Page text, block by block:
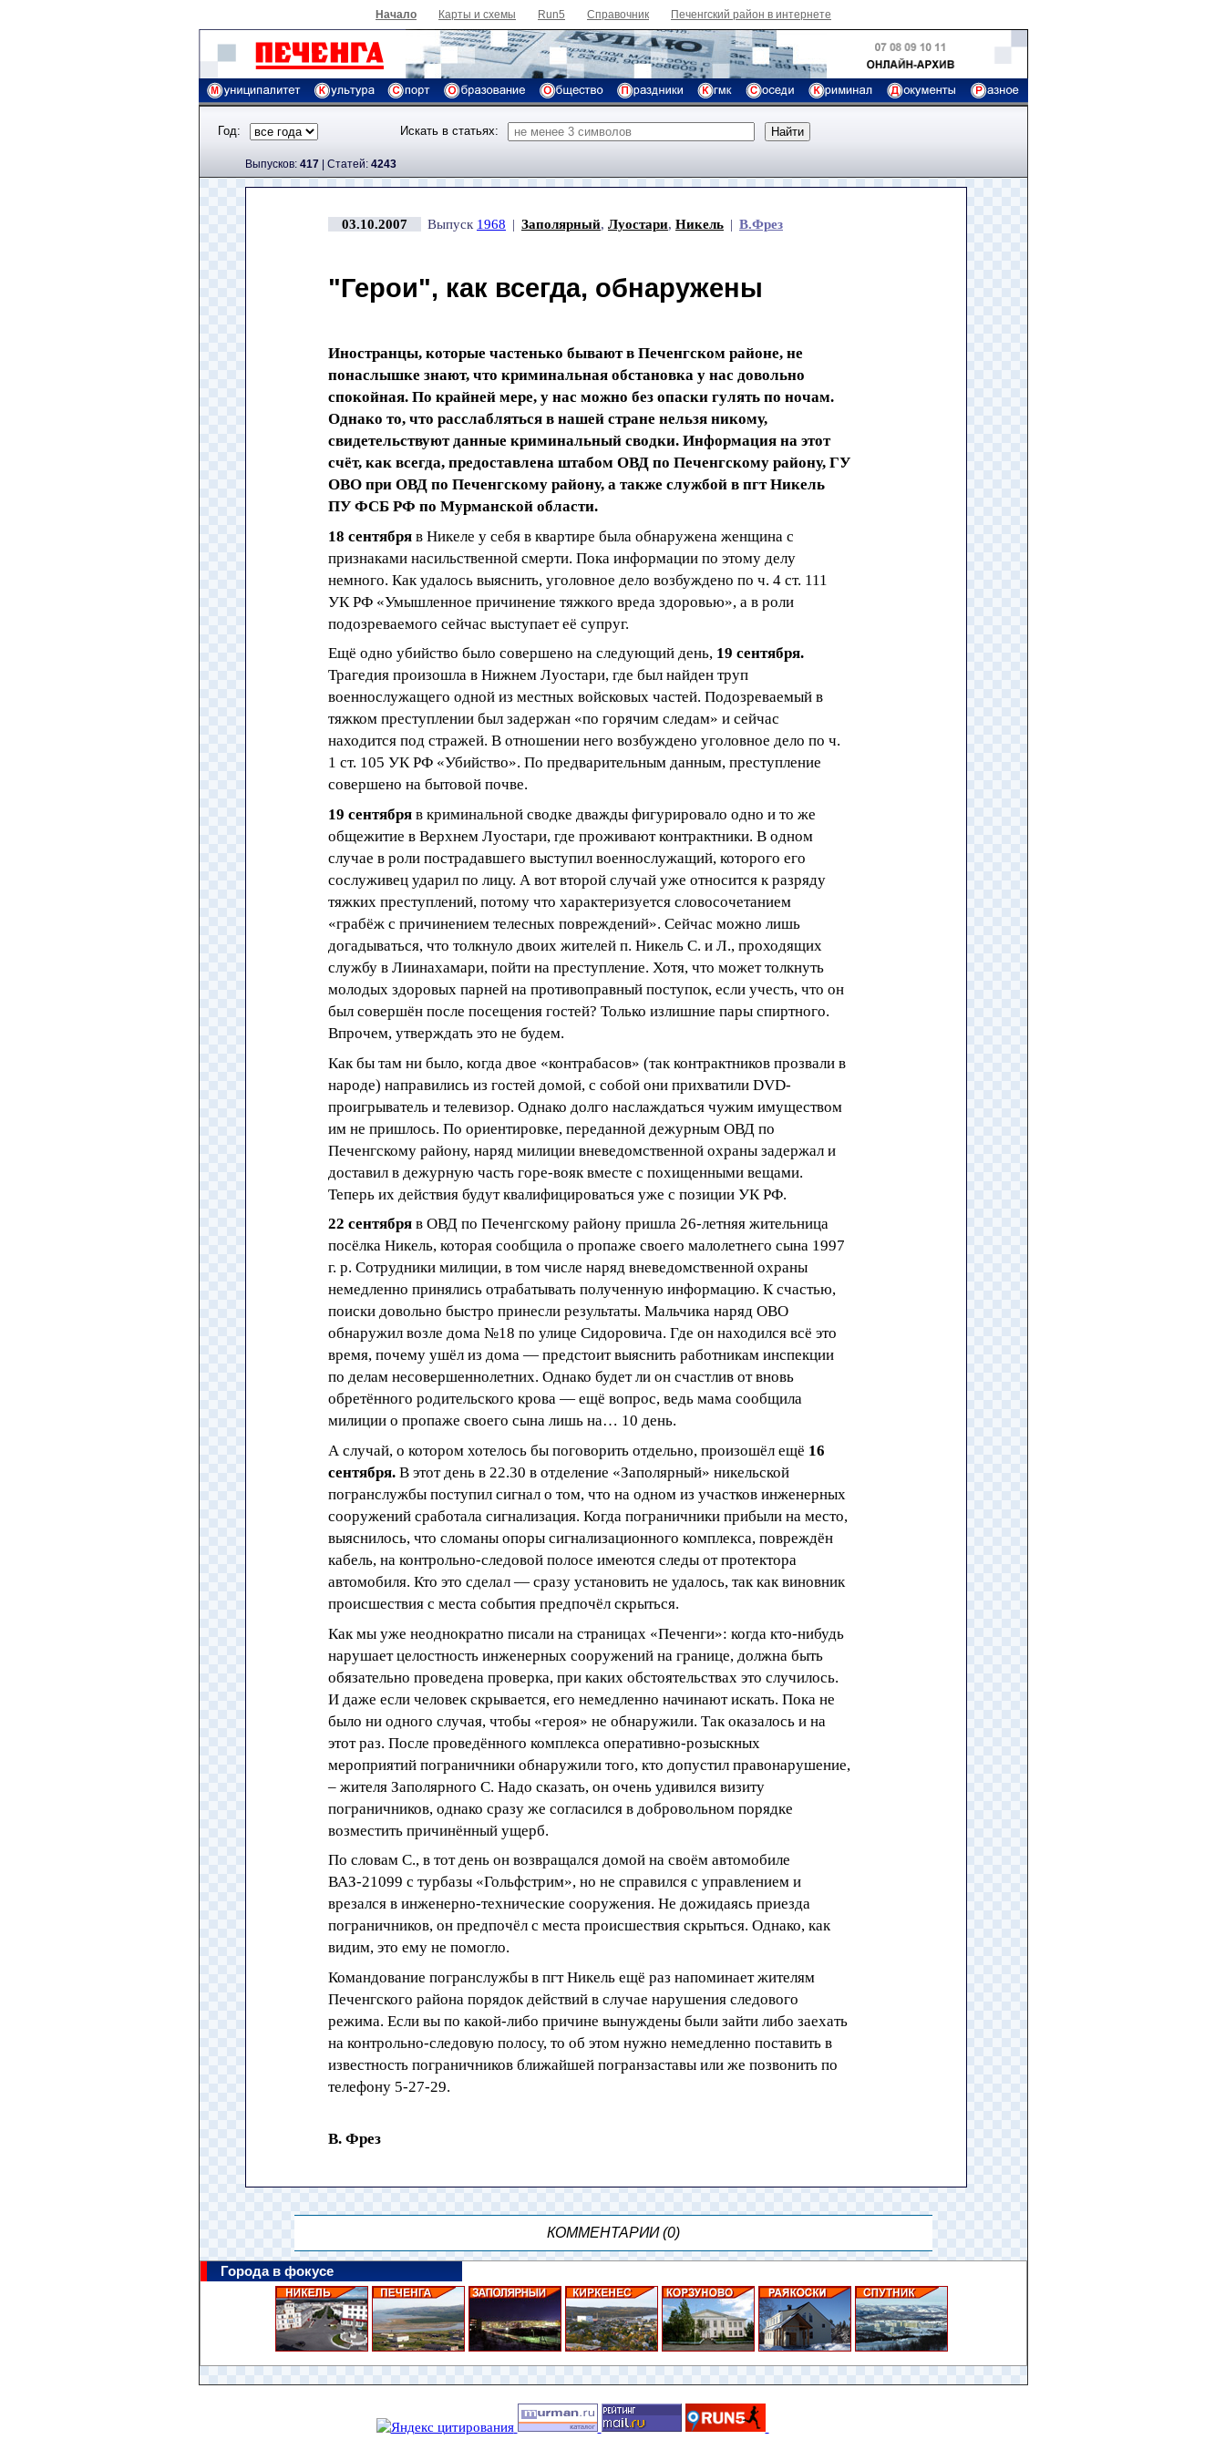
Начало Карты и схемы Run5 Справочник Печенгский район в интернете
Год: Искать в статьях:
Выпусков: 417 | Cтатей: 4243
03.10.2007 Выпуск 1968 | Заполярный, Луостари, Никель | В.Фрез
"Герои", как всегда, обнаружены
Иностранцы, которые частенько бывают в Печенгском районе, не
понаслышке знают, что криминальная обстановка у нас довольно
спокойная. По крайней мере, у нас можно без опаски гулять по ночам.
Однако то, что расслабляться в нашей стране нельзя никому,
свидетельствуют данные криминальный сводки. Информация на этот
счёт, как всегда, предоставлена штабом ОВД по Печенгскому району, ГУ
ОВО при ОВД по Печенгскому району, а также службой в пгт Никель
ПУ ФСБ РФ по Мурманской области.
18 сентября в Никеле у себя в квартире была обнаружена женщина с
признаками насильственной смерти. Пока информации по этому делу
немного. Как удалось выяснить, уголовное дело возбуждено по ч. 4 ст. 111
УК РФ «Умышленное причинение тяжкого вреда здоровью», а в роли
подозреваемого сейчас выступает её супруг.
Ещё одно убийство было совершено на следующий день, 19 сентября.
Трагедия произошла в Нижнем Луостари, где был найден труп
военнослужащего одной из местных войсковых частей. Подозреваемый в
тяжком преступлении был задержан «по горячим следам» и сейчас
находится под стражей. В отношении него возбуждено уголовное дело по ч.
1 ст. 105 УК РФ «Убийство». По предварительным данным, преступление
совершено на бытовой почве.
19 сентября в криминальной сводке дважды фигурировало одно и то же
общежитие в Верхнем Луостари, где проживают контрактники. В одном
случае в роли пострадавшего выступил военнослужащий, которого его
сослуживец ударил по лицу. А вот второй случай уже относится к разряду
тяжких преступлений, потому что характеризуется словосочетанием
«грабёж с причинением телесных повреждений». Сейчас можно лишь
догадываться, что толкнуло двоих жителей п. Никель С. и Л., проходящих
службу в Лиинахамари, пойти на преступление. Хотя, что может толкнуть
молодых здоровых парней на противоправный поступок, если учесть, что он
был совершён после посещения гостей? Только излишние пары спиртного.
Впрочем, утверждать это не будем.
Как бы там ни было, когда двое «контрабасов» (так контрактников прозвали в
народе) направились из гостей домой, с собой они прихватили DVD-
проигрыватель и телевизор. Однако долго наслаждаться чужим имуществом
им не пришлось. По ориентировке, переданной дежурным ОВД по
Печенгскому району, наряд милиции вневедомственной охраны задержал и
доставил в дежурную часть горе-вояк вместе с похищенными вещами.
Теперь их действия будут квалифицироваться уже с позиции УК РФ.
22 сентября в ОВД по Печенгскому району пришла 26-летняя жительница
посёлка Никель, которая сообщила о пропаже своего малолетнего сына 1997
г. р. Сотрудники милиции, в том числе наряд вневедомственной охраны
немедленно принялись отрабатывать полученную информацию. К счастью,
поиски довольно быстро принесли результаты. Мальчика наряд ОВО
обнаружил возле дома №18 по улице Сидоровича. Где он находился всё это
время, почему ушёл из дома — предстоит выяснить работникам инспекции
по делам несовершеннолетних. Однако будет ли он счастлив от вновь
обретённого родительского крова — ещё вопрос, ведь мама сообщила
милиции о пропаже своего сына лишь на… 10 день.
А случай, о котором хотелось бы поговорить отдельно, произошёл ещё 16
сентября. В этот день в 22.30 в отделение «Заполярный» никельской
погранслужбы поступил сигнал о том, что на одном из участков инженерных
сооружений сработала сигнализация. Когда пограничники прибыли на место,
выяснилось, что сломаны опоры сигнализационного комплекса, повреждён
кабель, на контрольно-следовой полосе имеются следы от протектора
автомобиля. Кто это сделал — сразу установить не удалось, так как виновник
происшествия с места события предпочёл скрыться.
Как мы уже неоднократно писали на страницах «Печенги»: когда кто-нибудь
нарушает целостность инженерных сооружений на границе, должна быть
обязательно проведена проверка, при каких обстоятельствах это случилось.
И даже если человек скрывается, его немедленно начинают искать. Пока не
было ни одного случая, чтобы «героя» не обнаружили. Так оказалось и на
этот раз. После проведённого комплекса оперативно-розыскных
мероприятий пограничники обнаружили того, кто допустил правонарушение,
– жителя Заполярного С. Надо сказать, он очень удивился визиту
пограничников, однако сразу же согласился в добровольном порядке
возместить причинённый ущерб.
По словам С., в тот день он возвращался домой на своём автомобиле
ВАЗ-21099 с турбазы «Гольфстрим», но не справился с управлением и
врезался в инженерно-технические сооружения. Не дожидаясь приезда
пограничников, он предпочёл с места происшествия скрыться. Однако, как
видим, это ему не помогло.
Командование погранслужбы в пгт Никель ещё раз напоминает жителям
Печенгского района порядок действий в случае нарушения следового
режима. Если вы по какой-либо причине вынуждены были зайти либо заехать
на контрольно-следовую полосу, то об этом нужно немедленно поставить в
известность пограничников ближайшей погранзаставы или же позвонить по
телефону 5-27-29.
В. Фрез
КОММЕНТАРИИ (0)
Города в фокусе